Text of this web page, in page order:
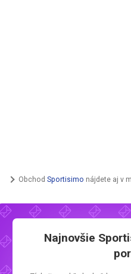
Obchod Sportisimo nájdete aj v
Najnovšie